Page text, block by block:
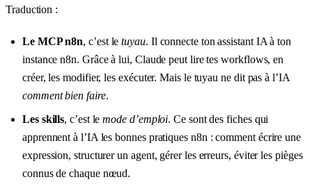
Traduction :
Le MCP n8n, c’est letuyau. Il connecte ton assistant IA à ton
instance n8n. Grâce à lui, Claude peut lire tes workflows, en
créer, les modifier, les exécuter. Mais le tuyau ne dit pas à l’IA
comment bien faire.
Les skills, c’est lemode d’emploi. Ce sont des fiches qui
apprennent à l’IA les bonnes pratiques n8n : comment écrire une
expression, structurer un agent, gérer les erreurs, éviter les pièges
connus de chaque nœud.